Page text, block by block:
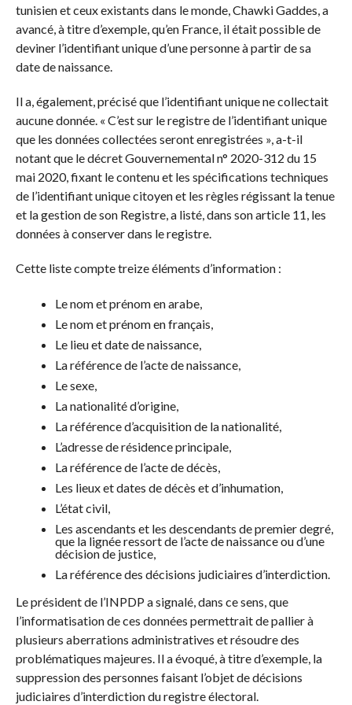
tunisien et ceux existants dans le monde, Chawki Gaddes, a
avancé, à titre d’exemple, qu’en France, il était possible de
deviner l’identifiant unique d’une personne à partir de sa
date de naissance.
Il a, également, précisé que l’identifiant unique ne collectait
aucune donnée. « C’est sur le registre de l’identifiant unique
que les données collectées seront enregistrées », a-t-il
notant que le décret Gouvernemental n° 2020-312 du 15
mai 2020, fixant le contenu et les spécifications techniques
de l’identifiant unique citoyen et les règles régissant la tenue
et la gestion de son Registre, a listé, dans son article 11, les
données à conserver dans le registre.
Cette liste compte treize éléments d’information :
Le nom et prénom en arabe,
Le nom et prénom en français,
Le lieu et date de naissance,
La référence de l’acte de naissance,
Le sexe,
La nationalité d’origine,
La référence d’acquisition de la nationalité,
L’adresse de résidence principale,
La référence de l’acte de décès,
Les lieux et dates de décès et d’inhumation,
L’état civil,
Les ascendants et les descendants de premier degré,
que la lignée ressort de l’acte de naissance ou d’une
décision de justice,
La référence des décisions judiciaires d’interdiction.
Le président de l’INPDP a signalé, dans ce sens, que
l’informatisation de ces données permettrait de pallier à
plusieurs aberrations administratives et résoudre des
problématiques majeures. Il a évoqué, à titre d’exemple, la
suppression des personnes faisant l’objet de décisions
judiciaires d’interdiction du registre électoral.